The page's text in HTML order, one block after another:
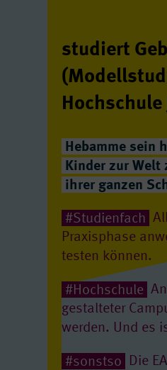
studiert
Hochschule
Hebamme sein
Kinder zur Welt
ihrer ganzen
#Studienfach
Praxisphase
testen können.
#Hochschule
gestalteter
werden. Und es
#sonstso
Die